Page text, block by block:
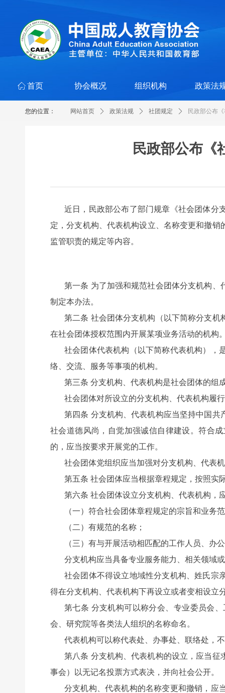
ꀇ 首页 协会概况 组织机构 政策法
网站首页 ꄲ 政策法规 ꄲ 社团规定 ꄲ 民政部公布
您的位置：
民政部公布《
近日，民政部公布了部门规章《社会团体分
定，分支机构、代表机构设立、名称变更和撤
监管职责的规定等内容。
第一条 为了加强和规范社会团体分支机构
制定本办法。
第二条 社会团体分支机构（以下简称分支
在社会团体授权范围内开展某项业务活动的机构
社会团体代表机构（以下简称代表机构），
络、交流、服务等事项的机构。
第三条 分支机构、代表机构是社会团体的组
社会团体对所设立的分支机构、代表机构履
第四条 分支机构、代表机构应当坚持中国
社会道德风尚，自觉加强诚信自律建设。符合
的，应当按要求开展党的工作。
社会团体党组织应当加强对分支机构、代表
第五条 社会团体应当根据章程规定，按照实
第六条 社会团体设立分支机构、代表机构，
（一）符合社会团体章程规定的宗旨和业务
（二）有规范的名称；
（三）有与开展活动相匹配的工作人员、办
分支机构应当具备专业服务能力、相关领域
社会团体不得设立地域性分支机构、姓氏宗
得在分支机构、代表机构下再设立或者变相设立
第七条 分支机构可以称分会、专业委员会
会、研究院等各类法人组织的名称命名。
代表机构可以称代表处、办事处、联络处，
第八条 分支机构、代表机构的设立，应当
事会）以无记名投票方式表决，并向社会公开。
分支机构、代表机构的名称变更和撤销，应